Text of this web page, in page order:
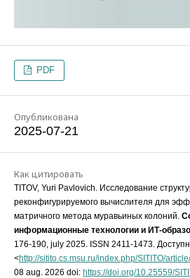
PDF
Опубликована
2025-07-21
Как цитировать
TITOV, Yuri Pavlovich. Исследование
реконфигурируемого вычислителя для
матричного метода муравьиных колоний.
информационные технологии и ИТ-
176-190, july 2025. ISSN 2411-1473.
<http://sitito.cs.msu.ru/index.php/SITITO/
08 aug. 2026 doi: https://doi.org/10.25559/